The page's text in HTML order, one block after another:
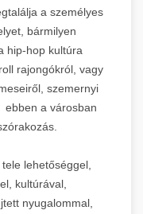
a személyes
bármilyen
hip-hop kultúra
rajongókról, vagy
szemernyi
ebben a városban
lehetőséggel,
kultúrával,
nyugalommal,